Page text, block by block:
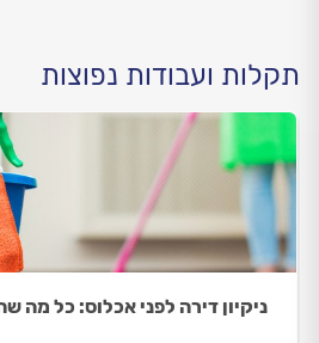
תקלות ועבודות נפוצות
ניקיון דירה לפני אכלוס: כל מה